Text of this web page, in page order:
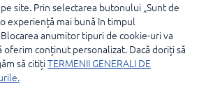
site. Prin selectarea butonului „Sunt de
experiență mai bună în timpul
anumitor tipuri de cookie-uri va
oferim conținut personalizat. Dacă doriți să
să citițiTERMENII GENERALI DE